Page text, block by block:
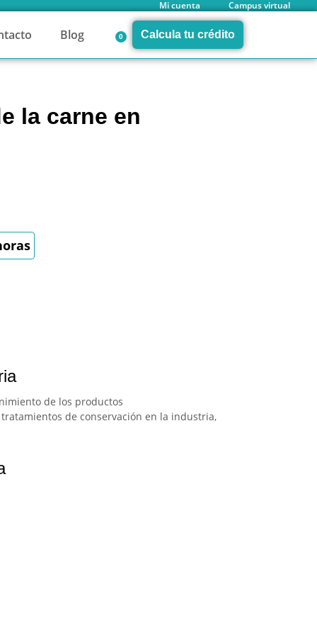
Mi cuenta Campus virtual
Blog 0 Calcula tu crédito
la carne en
de los productos
de conservación en la industria,